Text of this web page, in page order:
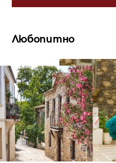
Любопитно